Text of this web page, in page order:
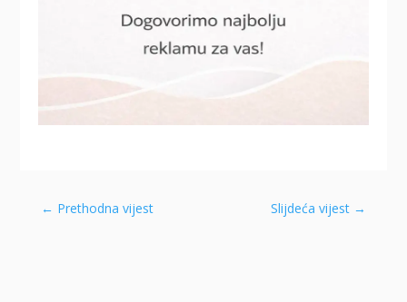
← Prethodna vijest Slijdeća vijest →